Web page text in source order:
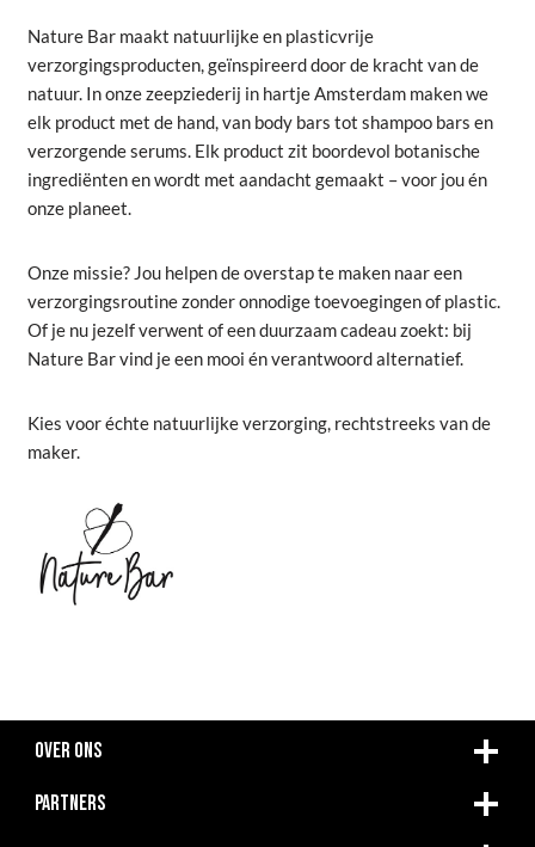
Nature Bar maakt natuurlijke en plasticvrije
verzorgingsproducten, geïnspireerd door de kracht van de
natuur. In onze zeepziederij in hartje Amsterdam maken we
elk product met de hand, van body bars tot shampoo bars en
verzorgende serums. Elk product zit boordevol botanische
ingrediënten en wordt met aandacht gemaakt – voor jou én
onze planeet.
Onze missie? Jou helpen de overstap te maken naar een
verzorgingsroutine zonder onnodige toevoegingen of plastic.
Of je nu jezelf verwent of een duurzaam cadeau zoekt: bij
Nature Bar vind je een mooi én verantwoord alternatief.
Kies voor échte natuurlijke verzorging, rechtstreeks van de
maker.
OVER ONS
PARTNERS